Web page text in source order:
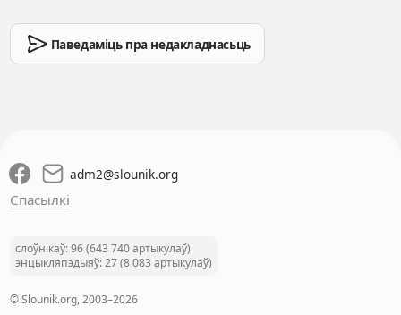
Паведаміць пра недакладнасьць
adm2@slounik.org
Спасылкі
слоўнікаў: 96 (643 740 артыкулаў)
энцыкляпэдыяў: 27 (8 083 артыкулаў)
© Slounik.org, 2003–2026